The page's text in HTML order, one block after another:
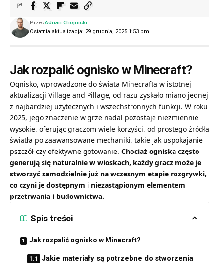
Ostatnia aktualizacja: 29 grudnia, 2025 1:53 pm
PrzezAdrian Chojnicki
Jak rozpalić ognisko w Minecraft?
Ognisko, wprowadzone do świata Minecrafta w istotnej
aktualizacji Village and Pillage, od razu zyskało miano jednej
z najbardziej użytecznych i wszechstronnych funkcji. W roku
2025, jego znaczenie w grze nadal pozostaje niezmiennie
wysokie, oferując graczom wiele korzyści, od prostego źródła
światła po zaawansowane mechaniki, takie jak uspokajanie
pszczół czy efektywne gotowanie. Chociaż ogniska często
generują się naturalnie w wioskach, każdy gracz może je
stworzyć samodzielnie już na wczesnym etapie rozgrywki,
co czyni je dostępnym i niezastąpionym elementem
przetrwania i budownictwa.
Spis treści
Jak rozpalić ognisko w Minecraft?
Jakie materiały są potrzebne do stworzenia